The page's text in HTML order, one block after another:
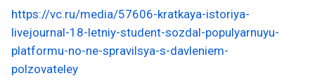
https://vc.ru/media/57606-kratkaya-istoriya-
livejournal-18-letniy-student-sozdal-populyarnuyu-
platformu-no-ne-spravilsya-s-davleniem-
polzovateley